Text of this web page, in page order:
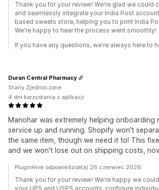
Thank you for your review! We're glad we could
and seamlessly integrate your India Post
based sweets store, helping you to print India
We're happy to hear the process went smoothly!
If you have any questions, we're always here to
Manohar was extremely helping onboarding
service up and running. Shopify won't
the same item, though we need it to! This
and we won't lose out on shipping costs,
Duran Central Pharmacy
Stany Zjednoczone
4 dni korzystania z aplikacji
PluginHive odpowiedział(a) 26 czerwiec 2026
Thank you for your review! We're happy we
your UPS and USPS accounts, configure